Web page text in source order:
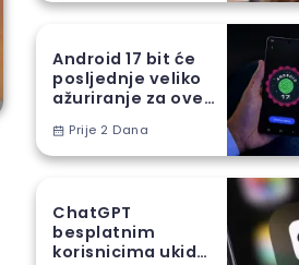
Android 17 bit će
posljednje veliko
ažuriranje za ove
Prije 2 Dana
ChatGPT
besplatnim
korisnicima ukida